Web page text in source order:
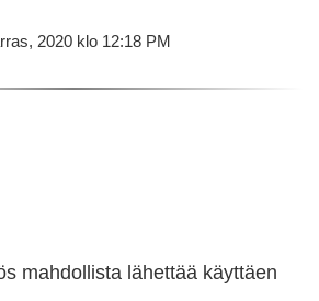
2020 klo 12:18 PM
mahdollista lähettää käyttäen